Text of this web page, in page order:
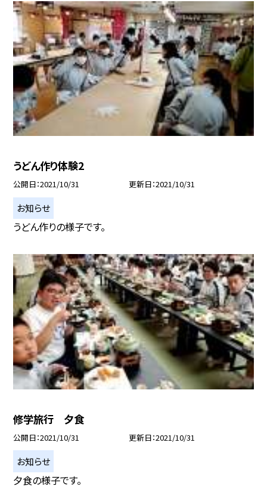
うどん作り体験2
公開日 2021/10/31 更新日 2021/10/31
お知らせ
うどん作りの様子です。
修学旅行 夕食
公開日 2021/10/31 更新日 2021/10/31
お知らせ
夕食の様子です。